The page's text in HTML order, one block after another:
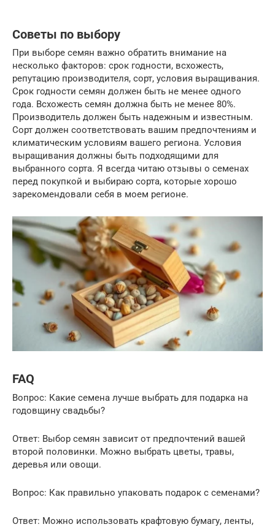
Советы по выбору
При выборе семян важно обратить внимание на
несколько факторов: срок годности, всхожесть,
репутацию производителя, сорт, условия выращивания.
Срок годности семян должен быть не менее одного
года. Всхожесть семян должна быть не менее 80%.
Производитель должен быть надежным и известным.
Сорт должен соответствовать вашим предпочтениям и
климатическим условиям вашего региона. Условия
выращивания должны быть подходящими для
выбранного сорта. Я всегда читаю отзывы о семенах
перед покупкой и выбираю сорта, которые хорошо
зарекомендовали себя в моем регионе.
FAQ
Вопрос: Какие семена лучше выбрать для подарка на
годовщину свадьбы?
Ответ: Выбор семян зависит от предпочтений вашей
второй половинки. Можно выбрать цветы, травы,
деревья или овощи.
Вопрос: Как правильно упаковать подарок с семенами?
Ответ: Можно использовать крафтовую бумагу, ленты,